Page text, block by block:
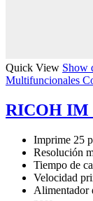
Quick View Show
Multifuncionales
RICOH IM
Imprime 25
Resolución
Tiempo de
Velocidad
Alimentador